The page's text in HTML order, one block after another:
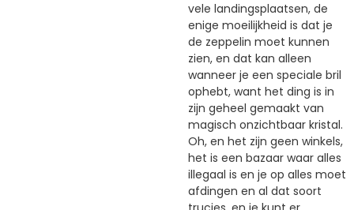
vele landingsplaatsen, de
enige moeilijkheid is dat je
de zeppelin moet kunnen
zien, en dat kan alleen
wanneer je een speciale bril
ophebt, want het ding is in
zijn geheel gemaakt van
magisch onzichtbaar kristal.
Oh, en het zijn geen winkels,
het is een bazaar waar alles
illegaal is en je op alles moet
afdingen en al dat soort